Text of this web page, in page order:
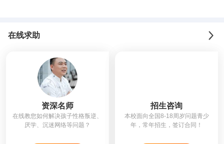
在线求助
资深名师
在线教您如何解决孩子性格叛逆、
厌学、沉迷网络等问题？
招生咨询
本校面向全国8-18周岁问题青少
年，常年招生，签订合同！